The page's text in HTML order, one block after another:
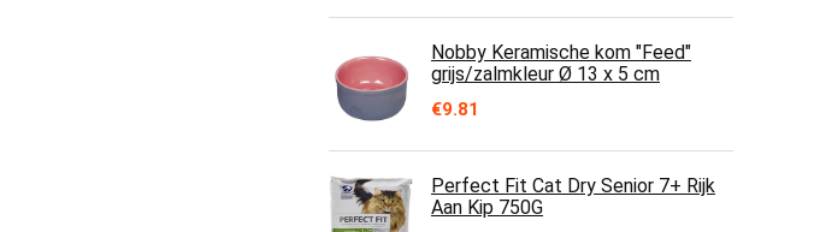
Nobby Keramische kom "Feed"
grijs/zalmkleur Ø 13 x 5 cm
€9.81
Perfect Fit Cat Dry Senior 7+ Rijk
Aan Kip 750G